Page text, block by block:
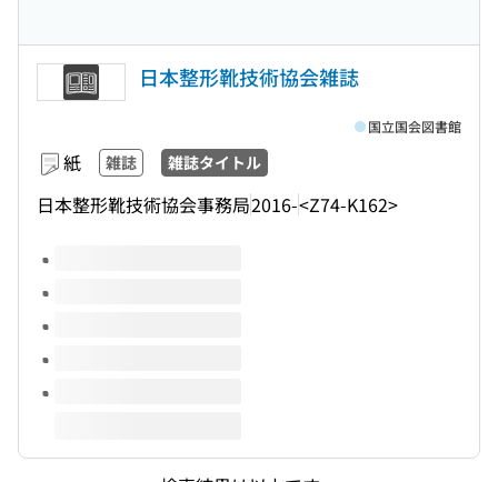
日本整形靴技術協会雑誌
紙 雑誌 雑誌タイトル
日本整形靴技術協会事務局2016-<Z74-K162>
国立国会図書館
このタイトルの巻号